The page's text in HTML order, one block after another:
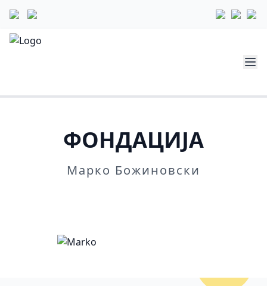
ФОНДАЦИЈА
Марко Божиновски